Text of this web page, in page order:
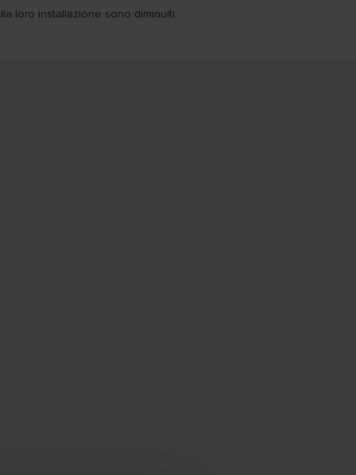
loro installazione sono diminuiti.